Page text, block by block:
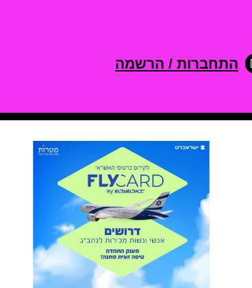
התחברות / הרשמה